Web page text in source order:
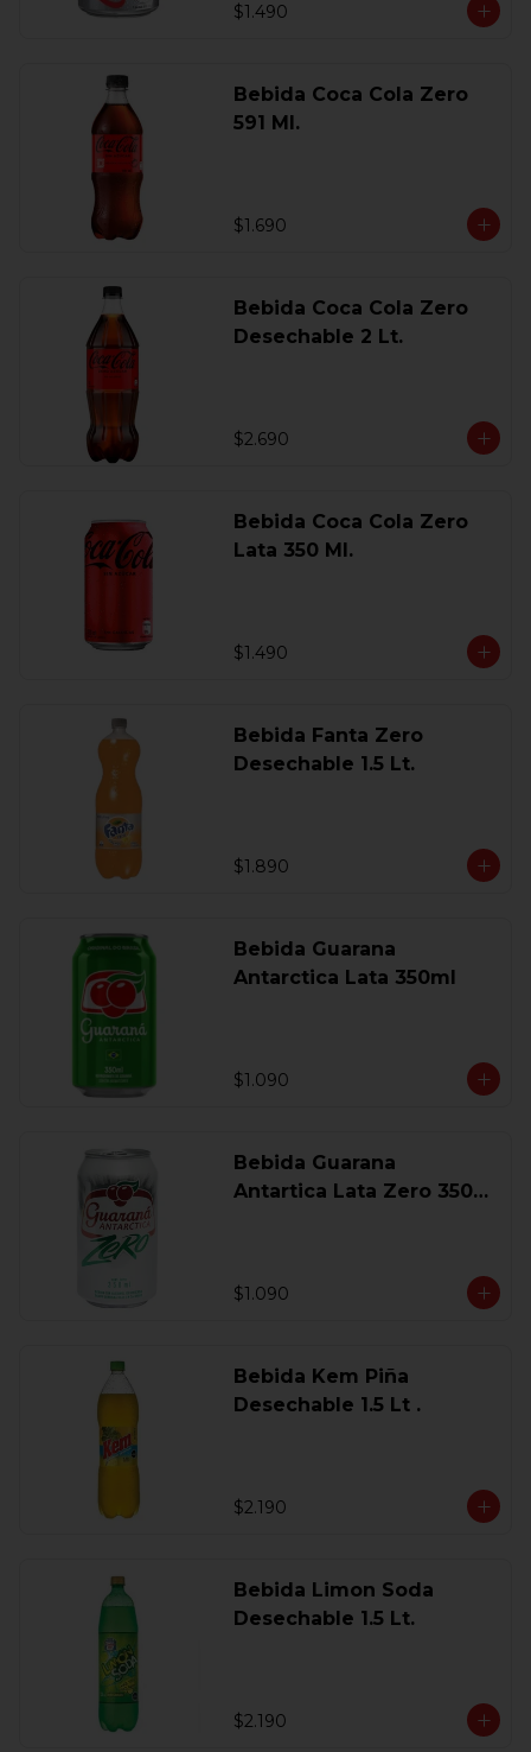
$1.490
Bebida Coca Cola Zero
591 Ml.
$1.690
Bebida Coca Cola Zero
Desechable 2 Lt.
$2.690
Bebida Coca Cola Zero
Lata 350 Ml.
$1.490
Bebida Fanta Zero
Desechable 1.5 Lt.
$1.890
Bebida Guarana
Antarctica Lata 350ml
$1.090
Bebida Guarana
Antartica Lata Zero 350
$1.090
Bebida Kem Piña
Desechable 1.5 Lt .
$2.190
Bebida Limon Soda
Desechable 1.5 Lt.
$2.190